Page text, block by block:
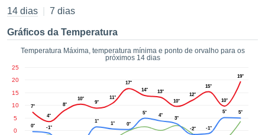
da
foi
por
para
que as
a este
das
opções:
e
14 dias 7 dias
Gráficos da Temperatura
Temperatura Máxima, temperatura mínima e ponto de orvalho para os
próximos 14 dias
0
5
10
15
20
25
7°
4°
8°
10°
9°
11°
17°
14°
13°
10°
12°
15°
10°
19°
0° -1°
1° 1° 0°
5° 4°
3°
-2°
-1°
5° 5°